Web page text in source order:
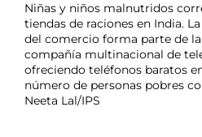
Niñas y niños malnutridos
tiendas de raciones en India.
del comercio forma parte de
compañía multinacional de
ofreciendo teléfonos baratos
número de personas pobres
Neeta Lal/IPS